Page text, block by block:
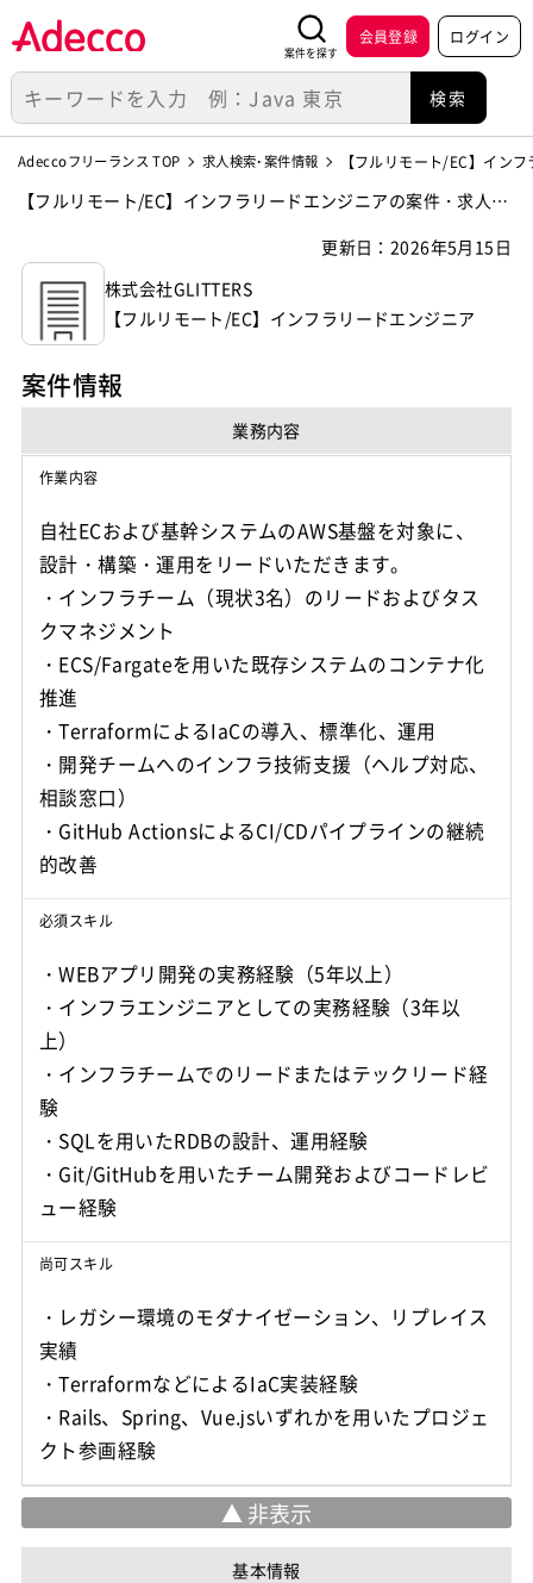
案件を探す
会員登録 ログイン
Adeccoフリーランス TOP 求人検索･案件情報 【フルリモート/EC】イン
【フルリモート/EC】インフラリードエンジニアの案件・求人
更新日：2026年5月15日
株式会社GLITTERS
【フルリモート/EC】インフラリードエンジニア
案件情報
業務内容
作業内容
自社ECおよび基幹システムのAWS基盤を対象に、
設計・構築・運用をリードいただきます。
・インフラチーム（現状3名）のリードおよびタス
クマネジメント
・ECS/Fargateを用いた既存システムのコンテナ化
推進
・TerraformによるIaCの導入、標準化、運用
・開発チームへのインフラ技術支援（ヘルプ対応、
相談窓口）
・GitHub ActionsによるCI/CDパイプラインの継続
必須スキル
・WEBアプリ開発の実務経験（5年以上）
・インフラエンジニアとしての実務経験（3年以
上）
・インフラチームでのリードまたはテックリード経
験
・SQLを用いたRDBの設計、運用経験
・Git/GitHubを用いたチーム開発およびコードレビ
ュー経験
尚可スキル
・レガシー環境のモダナイゼーション、リプレイス
実績
・TerraformなどによるIaC実装経験
・Rails、Spring、Vue.jsいずれかを用いたプロジェ
クト参画経験
基本情報